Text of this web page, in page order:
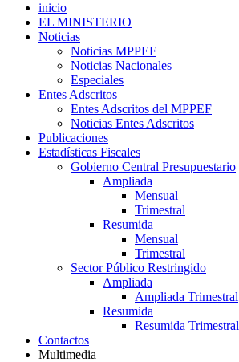
inicio
EL MINISTERIO
Noticias
Noticias MPPEF
Noticias Nacionales
Especiales
Entes Adscritos
Entes Adscritos del MPPEF
Noticias Entes Adscritos
Publicaciones
Estadísticas Fiscales
Gobierno Central Presupuestario
Ampliada
Mensual
Trimestral
Resumida
Mensual
Trimestral
Sector Público Restringido
Ampliada
Ampliada Trimestral
Resumida
Resumida Trimestral
Contactos
Multimedia